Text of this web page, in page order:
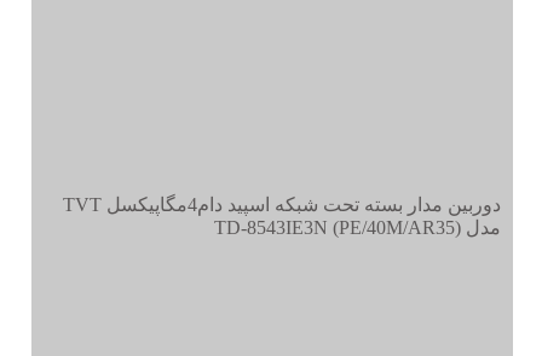
دوربین مدار بسته تحت شبکه اسپید دام4مگاپیکسل TVT
مدل TD-8543IE3N (PE/40M/AR35)